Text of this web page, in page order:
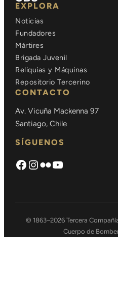
EXPLORA
Noticias
Fundadores
Mártires
Brigada Juvenil
Reliquias y Máquinas
Repositorio Tercerino
CONTACTO
Av. Vicuña Mackenna 97
Santiago, Chile
SÍGUENOS
Facebook
Instagram
Flickrhttps://
© 1863–2026 Tercera
Cuerpo de